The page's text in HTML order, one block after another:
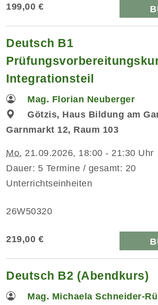
199,00 €
Deutsch B1
Integrationsteil
Mag. Florian Neuberger
Götzis, Haus Bildung am
Garnmarkt 12, Raum 103
Mo. 21.09.2026, 18:00 - 21:30 Uhr
Dauer: 5 Termine / gesamt: 20
Unterrichtseinheiten
26W50320
219,00 €
Deutsch B2 (Abendkurs)
Mag. Michaela Schneider-